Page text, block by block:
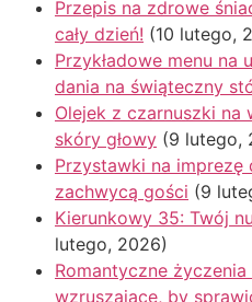
Przepis na zdrowe
cały dzień! (10 lutego,
Przykładowe menu
dania na świąteczny
Olejek z czarnuszki na
skóry głowy (9 lutego,
Przystawki na
zachwycą gości (9
Kierunkowy 35: Twój
lutego, 2026)
Romantyczne
wzruszające, by